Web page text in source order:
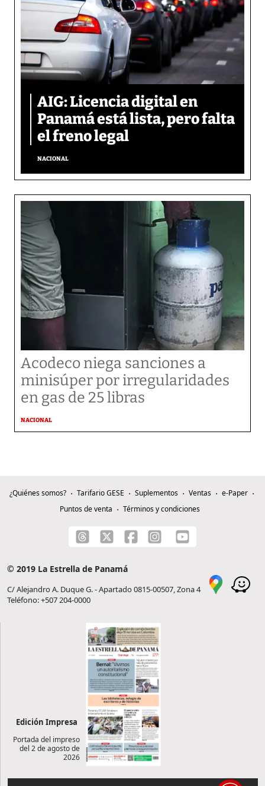
AIG: Licencia digital en
Panamá está lista, pero falta
el freno legal
NACIONAL
Acodeco niega sanciones a
minisúper por irregularidades
en gas de 25 libras
NACIONAL
¿Quiénes somos? Tarifario GESE Suplementos Ventas
e-Paper
Puntos de venta
Términos y condiciones
© 2019 La Estrella de Panamá
C/ Alejandro A. Duque G. - Apartado 0815-00507, Zona 4
Teléfono: +507 204-0000
Edición Impresa
Portada del impreso
del 2 de agosto de
2026